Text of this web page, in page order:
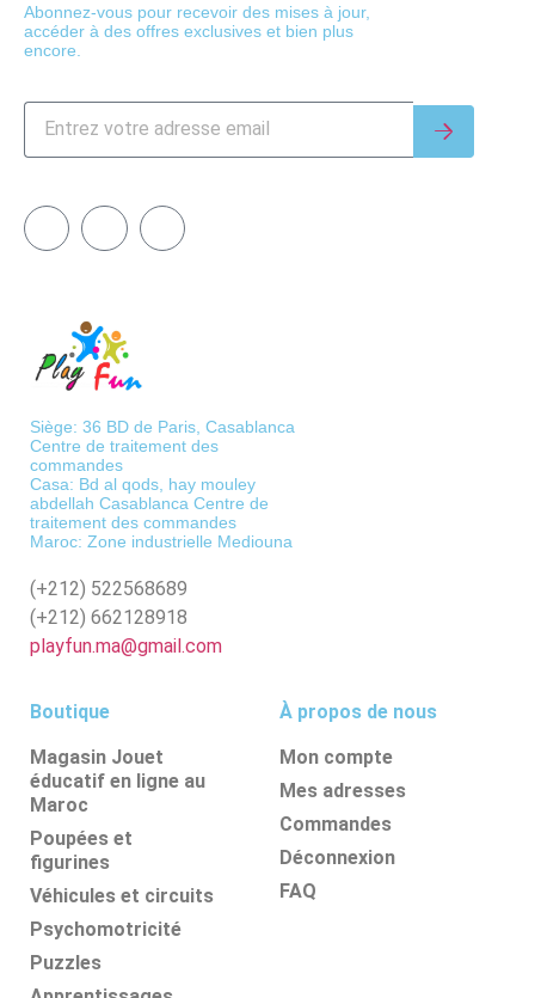
Abonnez-vous pour recevoir des mises à jour,
accéder à des offres exclusives et bien plus
encore.
Siège: 36 BD de Paris, Casablanca
Centre de traitement des
commandes
Casa: Bd al qods, hay mouley
abdellah Casablanca Centre de
traitement des commandes
Maroc: Zone industrielle Mediouna
(+212) 522568689
(+212) 662128918
playfun.ma@gmail.com
Boutique
Magasin Jouet
éducatif en ligne au
Maroc
Poupées et
figurines
Véhicules et circuits
Psychomotricité
Puzzles
À propos de nous
Mon compte
Mes adresses
Commandes
Déconnexion
FAQ